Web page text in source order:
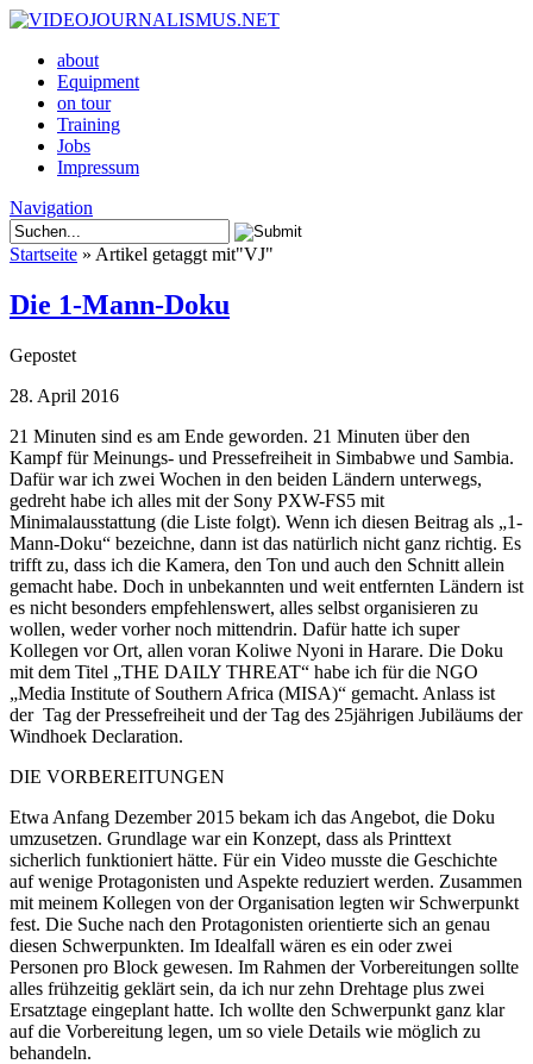
about
Equipment
on tour
Training
Jobs
Impressum
Navigation
Startseite » Artikel getaggt mit"VJ"
Die 1-Mann-Doku
Gepostet
28. April 2016
21 Minuten sind es am Ende geworden. 21 Minuten über den
Kampf für Meinungs- und Pressefreiheit in Simbabwe und Sambia.
Dafür war ich zwei Wochen in den beiden Ländern unterwegs,
gedreht habe ich alles mit der Sony PXW-FS5 mit
Minimalausstattung (die Liste folgt). Wenn ich diesen Beitrag als „1-
Mann-Doku“ bezeichne, dann ist das natürlich nicht ganz richtig. Es
trifft zu, dass ich die Kamera, den Ton und auch den Schnitt allein
gemacht habe. Doch in unbekannten und weit entfernten Ländern ist
es nicht besonders empfehlenswert, alles selbst organisieren zu
wollen, weder vorher noch mittendrin. Dafür hatte ich super
Kollegen vor Ort, allen voran Koliwe Nyoni in Harare. Die Doku
mit dem Titel „THE DAILY THREAT“ habe ich für die NGO
„Media Institute of Southern Africa (MISA)“ gemacht. Anlass ist
der Tag der Pressefreiheit und der Tag des 25jährigen Jubiläums der
Windhoek Declaration.
DIE VORBEREITUNGEN
Etwa Anfang Dezember 2015 bekam ich das Angebot, die Doku
umzusetzen. Grundlage war ein Konzept, dass als Printtext
sicherlich funktioniert hätte. Für ein Video musste die Geschichte
auf wenige Protagonisten und Aspekte reduziert werden. Zusammen
mit meinem Kollegen von der Organisation legten wir Schwerpunkt
fest. Die Suche nach den Protagonisten orientierte sich an genau
diesen Schwerpunkten. Im Idealfall wären es ein oder zwei
Personen pro Block gewesen. Im Rahmen der Vorbereitungen sollte
alles frühzeitig geklärt sein, da ich nur zehn Drehtage plus zwei
Ersatztage eingeplant hatte. Ich wollte den Schwerpunkt ganz klar
auf die Vorbereitung legen, um so viele Details wie möglich zu
behandeln.